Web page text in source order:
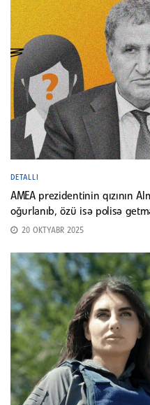
DETALLI
AMEA prezidentinin qızının
oğurlanıb, özü isə polisə
20 OKTYABR 2025